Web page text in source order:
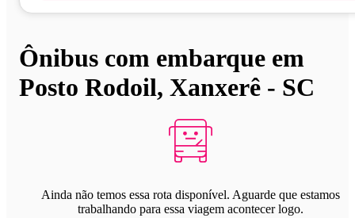
Ônibus com embarque em
Posto Rodoil, Xanxerê - SC
Ainda não temos essa rota disponível. Aguarde que estamos
trabalhando para essa viagem acontecer logo.